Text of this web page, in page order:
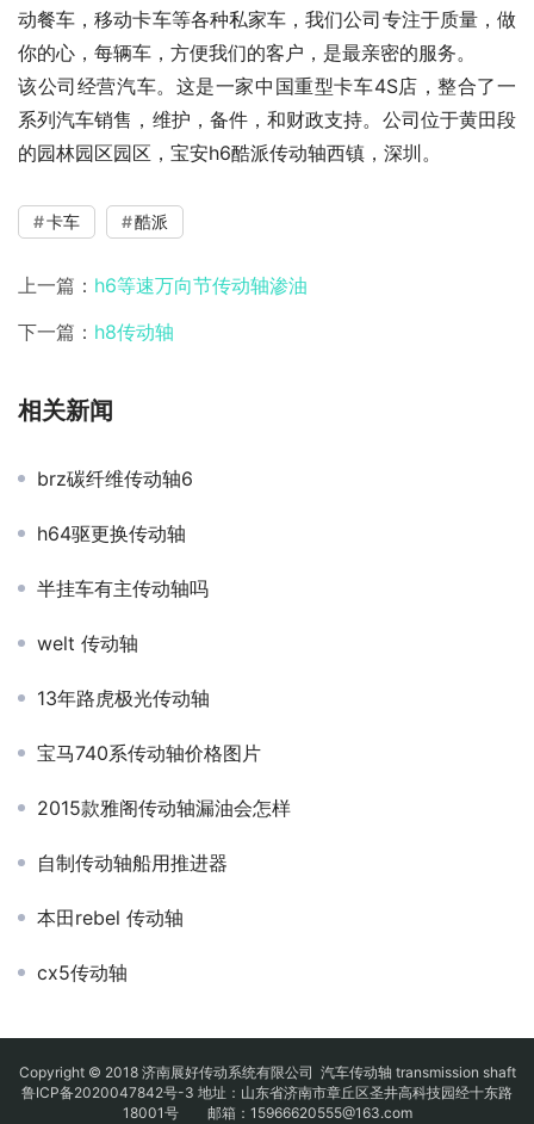
动餐车，移动卡车等各种私家车，我们公司专注于质量，做
你的心，每辆车，方便我们的客户，是最亲密的服务。
该公司经营汽车。这是一家中国重型卡车4S店，整合了一
系列汽车销售，维护，备件，和财政支持。公司位于黄田段
的园林园区园区，宝安h6酷派传动轴西镇，深圳。
卡车 酷派
上一篇： h6等速万向节传动轴渗油
下一篇： h8传动轴
相关新闻
brz碳纤维传动轴6
h64驱更换传动轴
半挂车有主传动轴吗
welt 传动轴
13年路虎极光传动轴
宝马740系传动轴价格图片
2015款雅阁传动轴漏油会怎样
自制传动轴船用推进器
本田rebel 传动轴
cx5传动轴
Copyright © 2018 济南展好传动系统有限公司 汽车传动轴 transmission shaft
鲁ICP备2020047842号-3 地址：山东省济南市章丘区圣井高科技园经十东路
18001号 邮箱：15966620555@163.com